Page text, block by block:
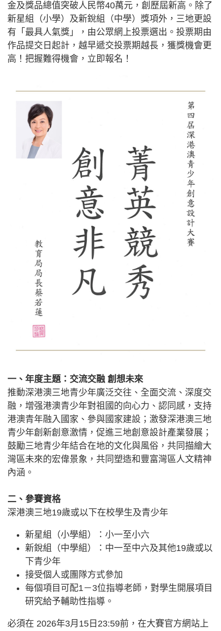
金及獎品總值突破人民幣40萬元，創歷屆新高。除了
新星組（小學）及新銳組（中學）獎項外，三地更設
有「最具人氣獎」，由公眾網上投票選出。投票期由
作品提交日起計，越早遞交投票期越長，獲獎機會更
高！把握難得機會，立即報名！
一、年度主題：交流交融 創想未來
推動深港澳三地青少年廣泛交往、全面交流、深度交
融，增强港澳青少年對祖國的向心力、認同感，支持
港澳青年融入國家、參與國家建設；激發深港澳三地
青少年創新創意激情，促進三地創意設計產業發展；
鼓勵三地青少年結合在地的文化與風俗，共同描繪大
灣區未來的宏偉景象，共同塑造和豐富灣區人文精神
內涵。
二、參賽資格
深港澳三地19歲或以下在校學生及青少年
新星組（小學組）：小一至小六
新銳組（中學組）：中一至中六及其他19歲或以
下青少年
接受個人或團隊方式參加
每個項目可配1－3位指導老師，對學生開展項目
研究給予輔助性指導。
必須在 2026年3月15日23:59前，在大賽官方網站上